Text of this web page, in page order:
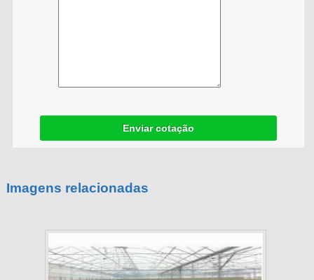
Enviar cotação
Imagens relacionadas